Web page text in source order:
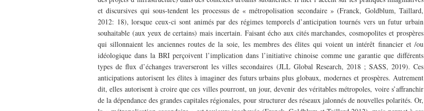
et discursives qui sous-tendent les processus de « métropolisation secondaire » (Franck, Goldblum, Taillard,
2012: 18), lorsque ceux-ci sont animés par des régimes temporels d’anticipation tournés vers un futur urbain
souhaitable (aux yeux de certains) mais incertain. Faisant écho aux cités marchandes, cosmopolites et prospères
qui sillonnaient les anciennes routes de la soie, les membres des élites qui voient un intérêt financier et /ou
idéologique dans la BRI perçoivent l’implication dans l’initiative chinoise comme une garantie que différents
types de flux d’échanges traverseront les villes secondaires (JLL Global Research, 2018 ; SASS, 2019). Ces
anticipations autorisent les élites à imaginer des futurs urbains plus globaux, modernes et prospères. Autrement
dit, elles autorisent à croire que ces villes pourront, un jour, devenir des véritables métropoles, voire s’affranchir
de la dépendance des grandes capitales régionales, pour structurer des réseaux jalonnés de nouvelles polarités. Or,